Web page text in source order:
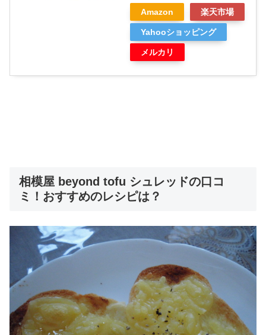
Amazon 楽天市場
Yahooショッピング
メルカリ
相模屋 beyond tofu シュレッドの口コ
ミ！おすすめのレシピは？